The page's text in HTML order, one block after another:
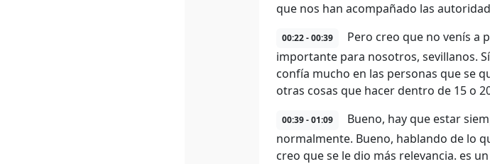
que nos han acompañado las
00:22 - 00:39
Pero creo que no venís a
importante para nosotros, sevillanos.
confía mucho en las personas que se
otras cosas que hacer dentro de 15 o
00:39 - 01:09
Bueno, hay que estar
normalmente. Bueno, hablando de lo
creo que se le dio más relevancia. es